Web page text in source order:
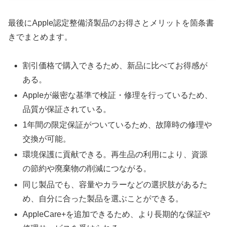
最後にApple認定整備済製品のお得さとメリットを箇条書
きでまとめます。
割引価格で購入できるため、新品に比べてお得感が
ある。
Appleが厳密な基準で検証・修理を行っているため、
品質が保証されている。
1年間の限定保証がついているため、故障時の修理や
交換が可能。
環境保護に貢献できる。再生品の利用により、資源
の節約や廃棄物の削減につながる。
同じ製品でも、容量やカラーなどの選択肢があるた
め、自分に合った製品を選ぶことができる。
AppleCare+を追加できるため、より長期的な保証や